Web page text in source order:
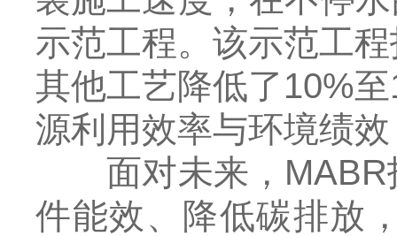
示范工程。该示范工
其他工艺降低了10%
源利用效率与环境绩
面对未来，MABR
件能效、降低碳排放